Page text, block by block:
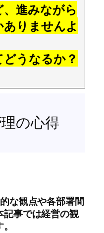
進みながら
りませんよ
うなるか？
の心得
な観点や各部署間
事では経営の観